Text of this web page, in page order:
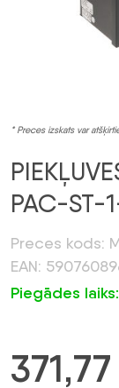
* Preces izskats var
PAC-ST-
Preces kods:
EAN:
Piegādes
371,77